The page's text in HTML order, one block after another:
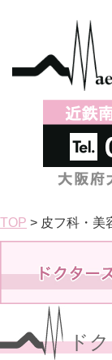
TOP > 皮フ科・美
ド